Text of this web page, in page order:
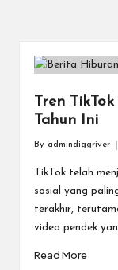
Tren
Tahun Ini
by
By admindiggriver
TikTok telah
sosial yang
terakhir,
video pendek
Read More